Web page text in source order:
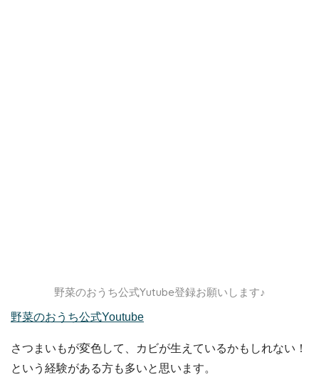
野菜のおうち公式Yutube登録お願いします♪
野菜のおうち公式Youtube
さつまいもが変色して、カビが生えているかもしれない！
という経験がある方も多いと思います。